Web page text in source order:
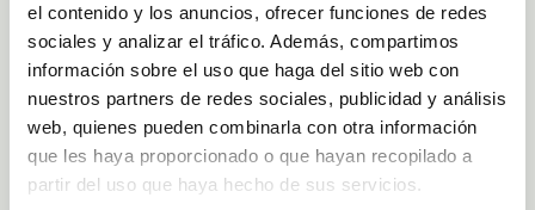
el contenido y los anuncios, ofrecer funciones de redes
sociales y analizar el tráfico. Además, compartimos
información sobre el uso que haga del sitio web con
nuestros partners de redes sociales, publicidad y análisis
web, quienes pueden combinarla con otra información
que les haya proporcionado o que hayan recopilado a
partir del uso que haya hecho de sus servicios.